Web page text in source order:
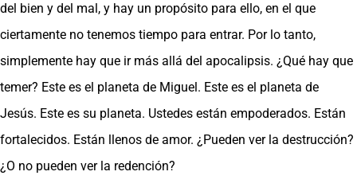
del bien y del mal, y hay un propósito para ello, en el que
ciertamente no tenemos tiempo para entrar. Por lo tanto,
simplemente hay que ir más allá del apocalipsis. ¿Qué hay que
temer? Este es el planeta de Miguel. Este es el planeta de
Jesús. Este es su planeta. Ustedes están empoderados. Están
fortalecidos. Están llenos de amor. ¿Pueden ver la destrucción?
¿O no pueden ver la redención?